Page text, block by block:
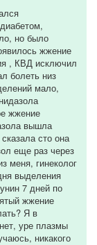
но было
жжение
, КВД исключил
болеть низ
мало,
жжение
вышла
сто она
еще раз через
меня, гинеколог
выделения
7 дней по
жжение
Я в
уре плазмы
никакого